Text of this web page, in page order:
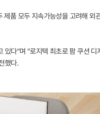
품 모두 지속가능성을 고려해 외
다"며 "로지텍 최초로 팜 쿠션 디
했다.